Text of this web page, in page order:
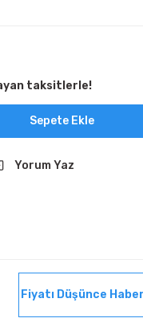
taksitlerle!
Sepete Ekle
Yorum Yaz
Fiyatı Düşünce